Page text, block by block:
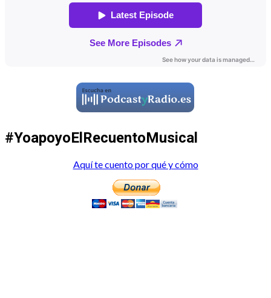
#YoapoyoElRecuentoMusical
Aquí te cuento por qué y cómo